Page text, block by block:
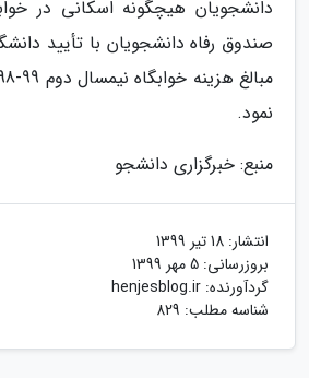
دانشجویان هیچگونه اسکانی در
صندوق رفاه دانشجویان با تأیید
نمود.
منبع: خبرگزاری دانشجو
انتشار: 18 تیر 1399
بروزرسانی: 5 مهر 1399
گردآورنده: henjesblog.ir
شناسه مطلب: 829